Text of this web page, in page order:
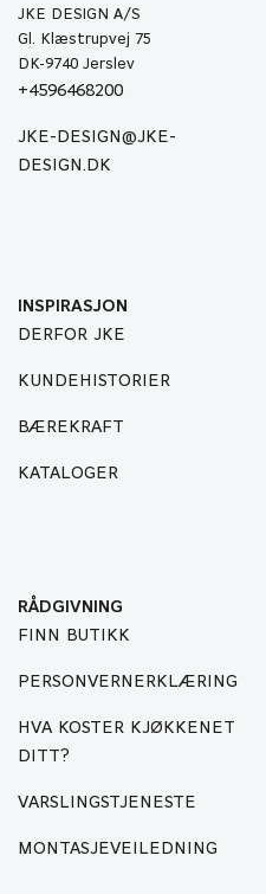
JKE DESIGN A/S
Gl. Klæstrupvej 75
DK-9740 Jerslev
+4596468200
JKE-DESIGN@JKE-
DESIGN.DK
INSPIRASJON
DERFOR JKE
KUNDEHISTORIER
BÆREKRAFT
KATALOGER
RÅDGIVNING
FINN BUTIKK
PERSONVERNERKLÆRING
HVA KOSTER KJØKKENET
DITT?
VARSLINGSTJENESTE
MONTASJEVEILEDNING